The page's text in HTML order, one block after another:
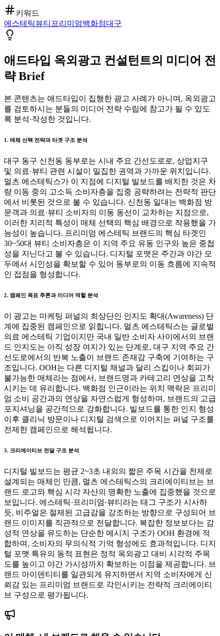
키워드
에스테틱뷰티 프리미엄백화점대구
애드타입 옥외광고 컨설턴트의 미디어 전
략 Brief
본 콘텐츠는 애드타입이 집행한 광고 사례가 아니며, 옥외광고
를 검토하시는 분들의 미디어 전략 수립에 참고가 될 수 있도
록 분석·작성한 것입니다.
1. 매체 선택 전략과 타겟 구조 분석
대구 동구 신천동 동부로는 시내 주요 간선도로로, 상업지구
및 의료·뷰티 관련 시설이 밀집한 권역과 가까운 위치입니다.
멀츠 에스테틱스가 이 지점에 디지털 빌보드를 배치한 것은 차
량 이동 중의 고소득 소비자층을 집중 공략하려는 전략적 판단
에서 비롯된 것으로 볼 수 있습니다. 신천동 일대는 백화점 방
문객과 의료·뷰티 소비자의 이동 동선이 교차하는 지점으로,
이러한 지리적 특성이 매체 선택의 핵심 배경으로 작용했을 가
능성이 높습니다. 프리미엄 에스테틱 브랜드의 핵심 타겟인
30~50대 뷰티 소비자층은 이 지역 주요 유동 인구와 높은 중첩
성을 지닌다고 볼 수 있습니다. 디지털 포맷은 주간과 야간 모
두에서 시인성을 확보할 수 있어 동부로의 이동 흐름에 지속적
인 접점을 형성합니다.
2. 캠페인 목표 추론과 미디어 역할 분석
이 광고는 마케팅 퍼널의 최상단인 인지도 확대(Awareness) 단
계에 집중된 캠페인으로 읽힙니다. 멀츠 에스테틱스는 글로벌
의료 에스테틱 기업이지만 국내 일반 소비자 사이에서의 브랜
드 인지도는 아직 성장 여지가 있는 단계로, 대구 지역 주요 간
선도로에서의 반복 노출이 브랜드 존재감 구축에 기여하는 구
조입니다. OOH는 다른 디지털 채널과 달리 스킵이나 회피가
불가능한 매체라는 점에서, 브랜드명과 카테고리 연상을 고착
시키는 데 유리합니다. 백화점 인근이라는 위치 맥락은 프리미
엄 소비 공간과의 연상을 자연스럽게 형성하며, 브랜드의 고급
포지셔닝을 공간적으로 강화합니다. 빌보드를 통한 인지 형성
이후 클리닉 방문이나 디지털 검색으로 이어지는 퍼널 구조를
전제한 캠페인으로 해석됩니다.
3. 크리에이티브 전달 구조 분석
디지털 빌보드는 평균 2~3초 내외의 짧은 주목 시간을 전제로
설계되는 매체인 만큼, 멀츠 에스테틱스의 크리에이티브는 브
랜드 로고와 핵심 시각 자산의 명확한 노출에 집중했을 것으로
보입니다. 에스테틱·프리미엄·뷰티라는 태그 구조가 시사하
듯, 비주얼은 절제된 고급감을 강조하는 방향으로 구성되어 브
랜드 이미지를 직관적으로 전달합니다. 복잡한 정보보다는 감
성적 연상을 유도하는 단순한 메시지 구조가 OOH 환경에 적
합하며, 소비자의 무의식적 기억 형성에도 효과적입니다. 디지
털 포맷 특유의 동적 표현은 정적 옥외광고 대비 시각적 주목
도를 높이고 야간 가시성까지 확보하는 이점을 제공합니다. 브
랜드 아이덴티티를 일관되게 유지하면서 지역 소비자에게 신
뢰감 있는 프리미엄 브랜드로 각인시키는 전략적 크리에이티
브 구성으로 평가됩니다.